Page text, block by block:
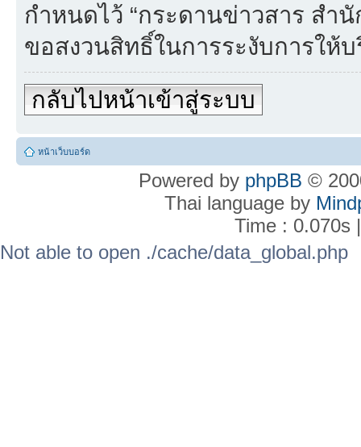
กำหนดไว้ “กระดานข่าวสาร สำ
ขอสงวนสิทธิ์ในการระงับการให้
กลับไปหน้าเข้าสู่ระบบ
หน้าเว็บบอร์ด
Powered by phpBB ©
Thai language by
Time : 0.070s
Not able to open ./cache/data_global.php